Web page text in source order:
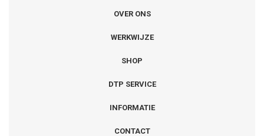
OVER ONS
WERKWIJZE
SHOP
DTP SERVICE
INFORMATIE
CONTACT